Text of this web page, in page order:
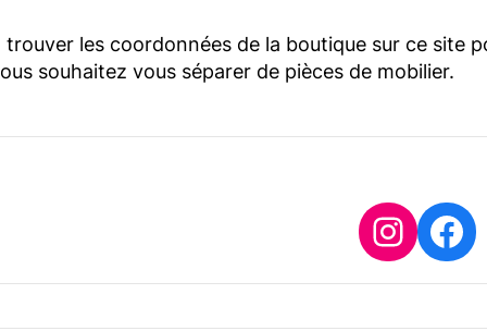
trouver les coordonnées de la boutique sur ce site
souhaitez vous séparer de pièces de mobilier.